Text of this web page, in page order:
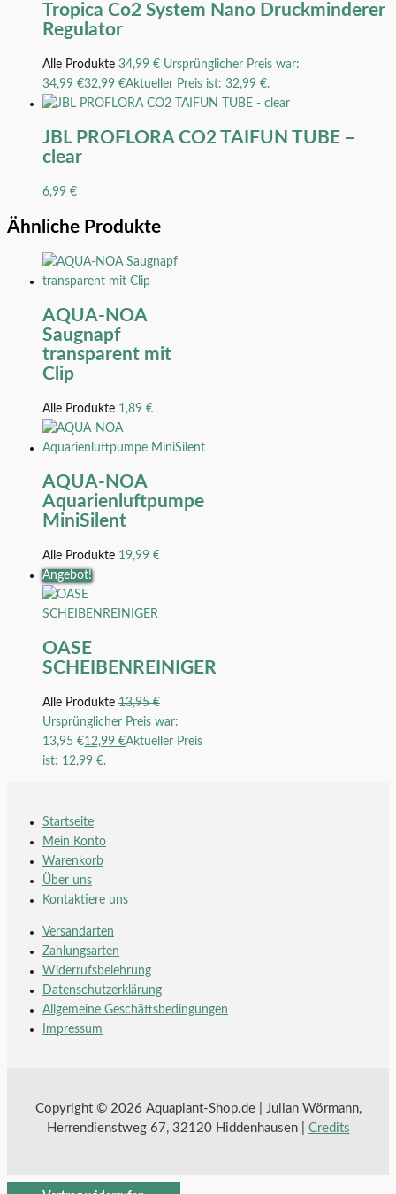
Tropica Co2 System Nano Druckminderer
Regulator
Alle Produkte 34,99€ Ursprünglicher Preis war:
34,99 €32,99 €Aktueller Preis ist: 32,99 €.
JBL PROFLORA CO2 TAIFUN TUBE –
clear
6,99 €
Ähnliche Produkte
AQUA-NOA
Saugnapf
transparent mit
Clip
Alle Produkte 1,89 €
AQUA-NOA
Aquarienluftpumpe
MiniSilent
Alle Produkte 19,99 €
Angebot!
OASE
SCHEIBENREINIGER
Alle Produkte 13,95€
Ursprünglicher Preis war:
13,95 €12,99 €Aktueller Preis
ist: 12,99 €.
Startseite
Mein Konto
Warenkorb
Über uns
Kontaktiere uns
Versandarten
Zahlungsarten
Widerrufsbelehrung
Datenschutzerklärung
Allgemeine Geschäftsbedingungen
Impressum
Copyright © 2026 Aquaplant-Shop.de | Julian Wörmann,
Herrendienstweg 67, 32120 Hiddenhausen | Credits